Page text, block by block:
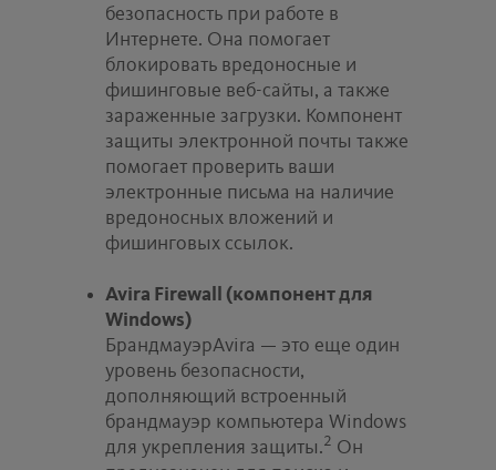
безопасность при работе в
Интернете. Она помогает
блокировать вредоносные и
фишинговые веб-сайты, а также
зараженные загрузки. Компонент
защиты электронной почты также
помогает проверить ваши
электронные письма на наличие
вредоносных вложений и
фишинговых ссылок.
Avira Firewall (компонент для
Windows)
БрандмауэрAvira — это еще один
уровень безопасности,
дополняющий встроенный
брандмауэр компьютера Windows
для укрепления защиты.2 Он